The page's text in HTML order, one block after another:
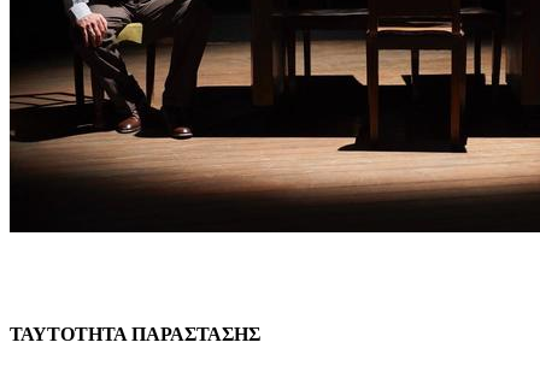
ΤΑΥΤΟΤΗΤΑ ΠΑΡΑΣΤΑΣΗΣ